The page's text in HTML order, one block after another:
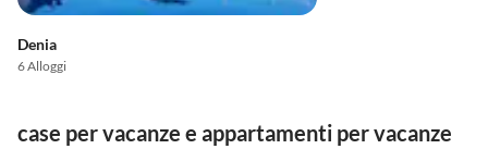
Denia
6 Alloggi
case per vacanze e appartamenti per vacanze